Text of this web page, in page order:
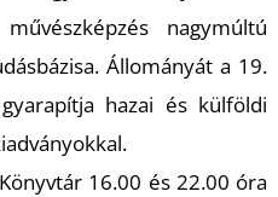
nagymúltú
Állományát a 19.
hazai és külföldi
16.00 és 22.00 óra